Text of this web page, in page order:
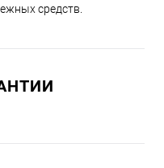
средств.